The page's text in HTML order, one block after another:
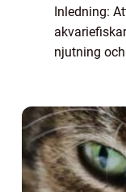
Inledning:
njutning